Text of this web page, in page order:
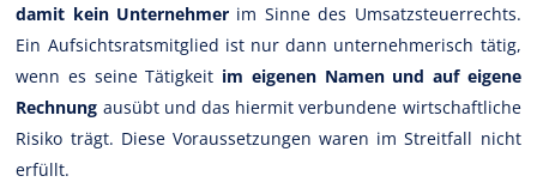
damit kein Unternehmer im Sinne des Umsatzsteuerrechts.
Ein Aufsichtsratsmitglied ist nur dann unternehmerisch tätig,
wenn es seine Tätigkeit im eigenen Namen und auf eigene
Rechnung ausübt und das hiermit verbundene wirtschaftliche
Risiko trägt. Diese Voraussetzungen waren im Streitfall nicht
erfüllt.